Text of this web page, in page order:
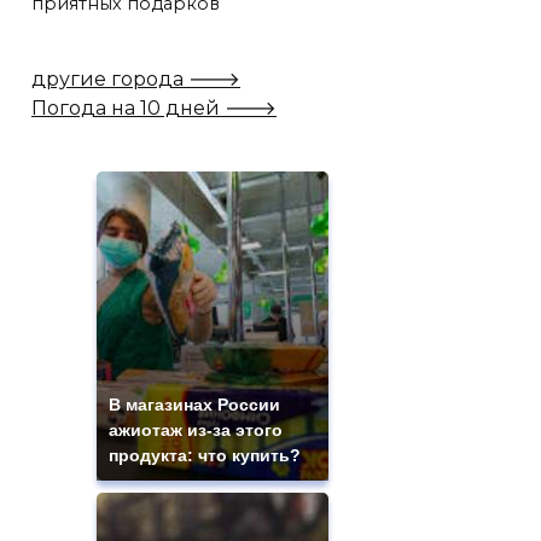
другие города 🡒
Погода на 10 дней 🡒
В магазинах России
ажиотаж из-за этого
продукта: что купить?